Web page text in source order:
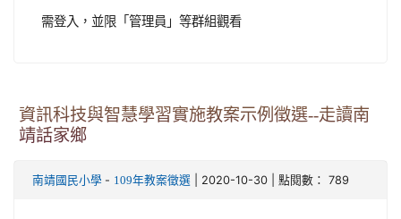
需登入，並限「管理員」等群組觀看
資訊科技與智慧學習實施教案示例徵選--走讀南
靖話家鄉
南靖國民小學 - 109年教案徵選 | 2020-10-30 | 點閱數： 789